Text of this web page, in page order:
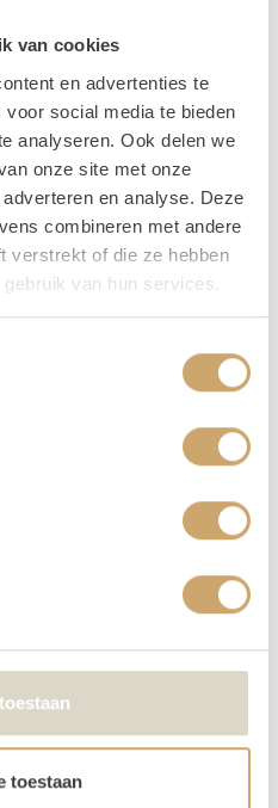
van cookies
en advertenties te
social media te bieden
analyseren. Ook delen we
onze site met onze
en analyse. Deze
combineren met andere
verstrekt of die ze hebben
van hun services.
toestaan
af te maken kun je nog wat
bij huren.
Dan kun je altijd
ophaaldag, de gebruiksdag en de
april in. Duurt jouw event 3 dagen, vul
of zelf in Utrecht komen ophalen.
of halen wij het voor je op! Valt
het weekend? Dan plannen we